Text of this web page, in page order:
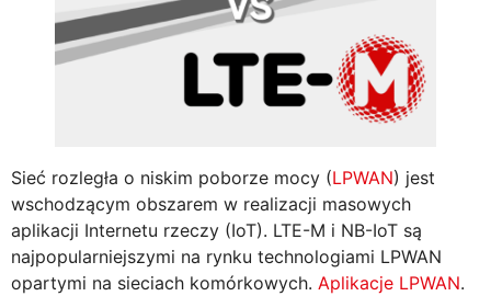
Sieć rozległa o niskim poborze mocy (LPWAN) jest
wschodzącym obszarem w realizacji masowych
aplikacji Internetu rzeczy (IoT). LTE-M i NB-IoT są
najpopularniejszymi na rynku technologiami LPWAN
opartymi na sieciach komórkowych. Aplikacje LPWAN.